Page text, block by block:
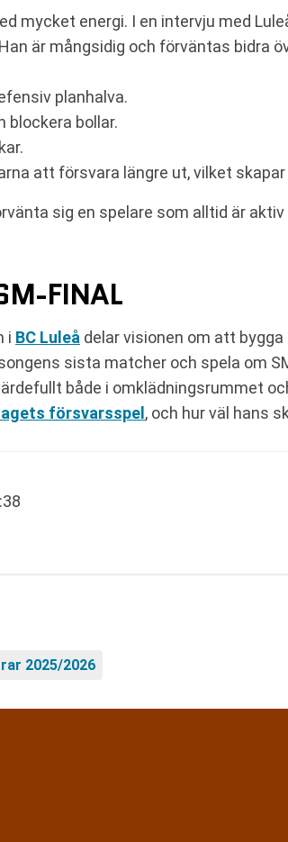
mycket energi. I en intervju med
är mångsidig och förväntas bidra
planhalva.
bollar.
att försvara längre ut, vilket
sig en spelare som alltid är aktiv
FINAL
i BC Luleå delar visionen om att
sista matcher och spela om
både i omklädningsrummet
lagets försvarsspel , och hur väl hans
2025/2026